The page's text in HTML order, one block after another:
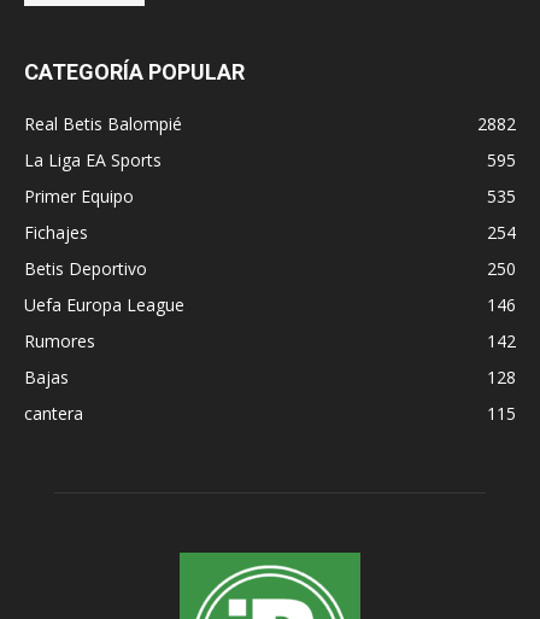
CATEGORÍA POPULAR
Real Betis Balompié
2882
La Liga EA Sports
595
Primer Equipo
535
Fichajes
254
Betis Deportivo
250
Uefa Europa League
146
Rumores
142
Bajas
128
cantera
115